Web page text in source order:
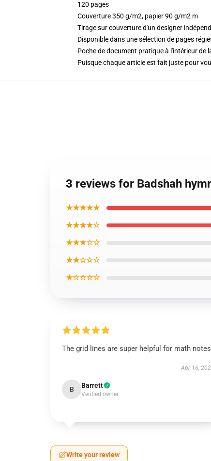
120 pages
Couverture 350 g/m2, papier 90 g/m2 m
Tirage sur couverture d'un designer
Disponible dans une sélection de pages
Poche de document pratique à l'intérieur de
Puisque chaque article est fait juste pour
3 reviews for Badshah
★★★★★
★★★★☆
★★★☆☆
★★☆☆☆
★☆☆☆☆
The grid lines are super helpful for math
Apr 16,
B Barrett
Verified owner
Write your review